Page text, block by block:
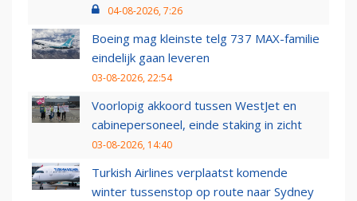
04-08-2026, 7:26
Boeing mag kleinste telg 737 MAX-familie
eindelijk gaan leveren
03-08-2026, 22:54
Voorlopig akkoord tussen WestJet en
cabinepersoneel, einde staking in zicht
03-08-2026, 14:40
Turkish Airlines verplaatst komende
winter tussenstop op route naar Sydney